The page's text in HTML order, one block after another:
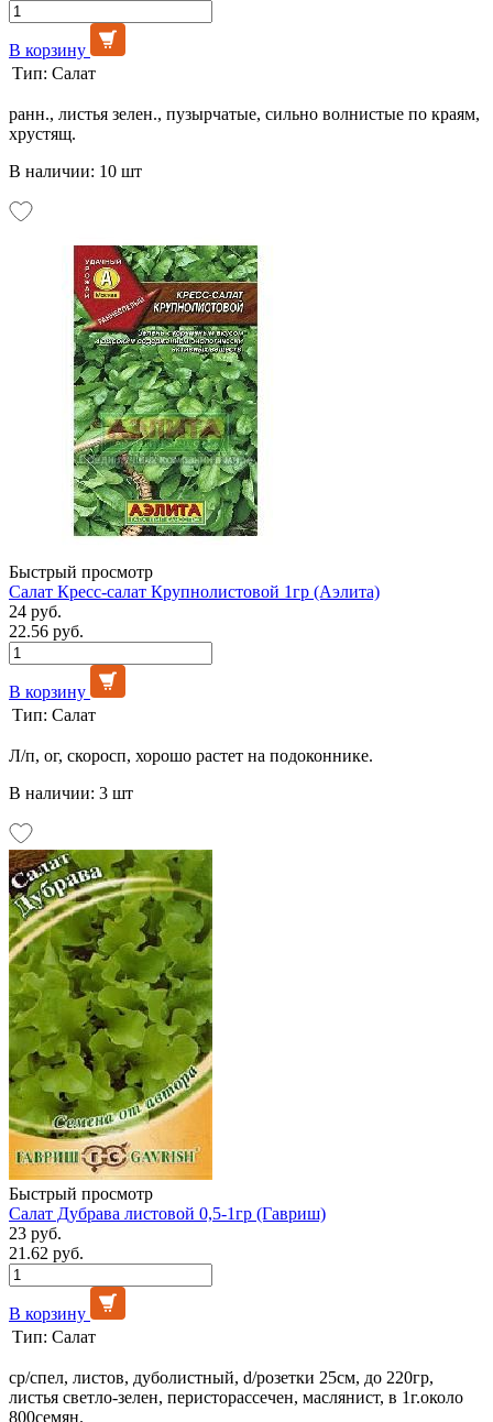
В корзину
Тип: Салат
ранн., листья зелен., пузырчатые, сильно волнистые по краям,
хрустящ.
В наличии: 10 шт
Быстрый просмотр
Салат Кресс-салат Крупнолистовой 1гр (Аэлита)
24 руб.
22.56 руб.
В корзину
Тип: Салат
Л/п, ог, скоросп, хорошо растет на подоконнике.
В наличии: 3 шт
Быстрый просмотр
Салат Дубрава листовой 0,5-1гр (Гавриш)
23 руб.
21.62 руб.
В корзину
Тип: Салат
ср/спел, листов, дуболистный, d/розетки 25см, до 220гр,
листья светло-зелен, перисторассечен, маслянист, в 1г.около
800семян.